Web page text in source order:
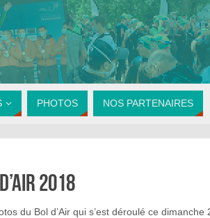
PHOTOS NOS PARTENAIRES
2018
du Bol d’Air qui s’est déroulé ce dimanche